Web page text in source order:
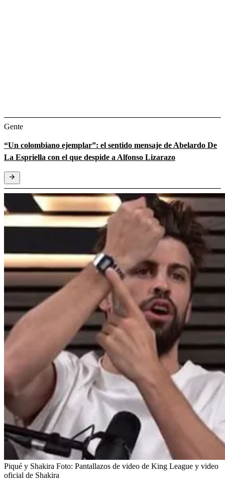
Gente
“Un colombiano ejemplar”: el sentido mensaje de Abelardo De
La Espriella con el que despide a Alfonso Lizarazo
Piqué y Shakira Foto: Pantallazos de video de King League y video
oficial de Shakira